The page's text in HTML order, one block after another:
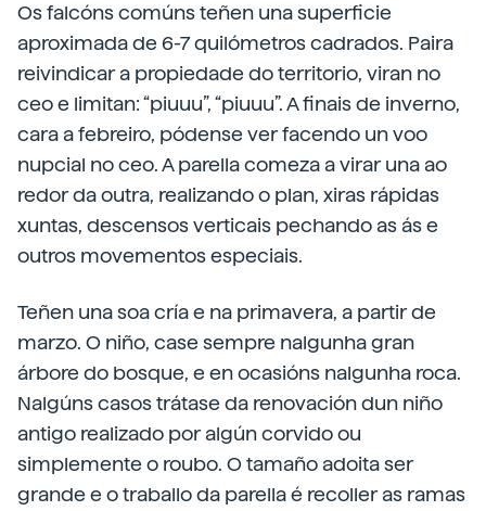
Os falcóns comúns teñen una superficie
aproximada de 6-7 quilómetros cadrados. Paira
reivindicar a propiedade do territorio, viran no
ceo e limitan: “piuuu”, “piuuu”. A finais de inverno,
cara a febreiro, pódense ver facendo un voo
nupcial no ceo. A parella comeza a virar una ao
redor da outra, realizando o plan, xiras rápidas
xuntas, descensos verticais pechando as ás e
outros movementos especiais.
Teñen una soa cría e na primavera, a partir de
marzo. O niño, case sempre nalgunha gran
árbore do bosque, e en ocasións nalgunha roca.
Nalgúns casos trátase da renovación dun niño
antigo realizado por algún corvido ou
simplemente o roubo. O tamaño adoita ser
grande e o traballo da parella é recoller as ramas